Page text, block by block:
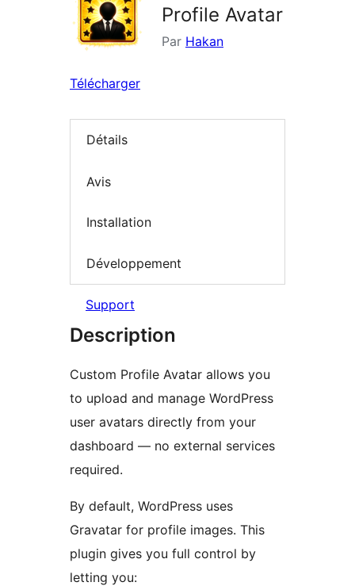
Profile Avatar
Par Hakan
Télécharger
Détails
Avis
Installation
Développement
Support
Description
Custom Profile Avatar allows you
to upload and manage WordPress
user avatars directly from your
dashboard — no external services
required.
By default, WordPress uses
Gravatar for profile images. This
plugin gives you full control by
letting you: